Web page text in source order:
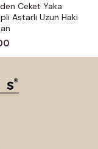
Ceket Yaka
Astarlı Uzun Haki